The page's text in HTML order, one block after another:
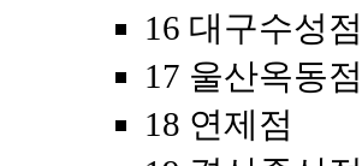
16 대구수성점
17 울산옥동점
18 연제점